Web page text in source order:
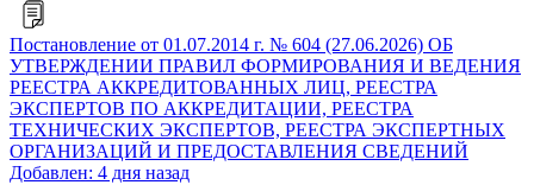
Постановление от 01.07.2014 г. № 604 (27.06.2026) ОБ
УТВЕРЖДЕНИИ ПРАВИЛ ФОРМИРОВАНИЯ И ВЕДЕНИЯ
РЕЕСТРА АККРЕДИТОВАННЫХ ЛИЦ, РЕЕСТРА
ЭКСПЕРТОВ ПО АККРЕДИТАЦИИ, РЕЕСТРА
ТЕХНИЧЕСКИХ ЭКСПЕРТОВ, РЕЕСТРА ЭКСПЕРТНЫХ
ОРГАНИЗАЦИЙ И ПРЕДОСТАВЛЕНИЯ СВЕДЕНИЙ
Добавлен: 4 дня назад